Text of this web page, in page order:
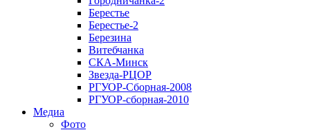
Берестье
Берестье-2
Березина
Витебчанка
СКА-Минск
Звезда-РЦОР
РГУОР-Сборная-2008
РГУОР-сборная-2010
Медиа
Фото